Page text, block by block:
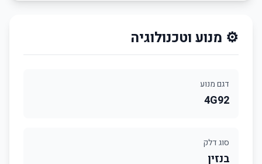
⚙️ מנוע וטכנולוגיה
דגם מנוע
4G92
סוג דלק
בנזין